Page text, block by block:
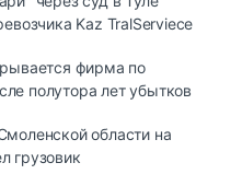
Kaz TralServiece
фирма по
полутора лет убытков
области на
грузовик